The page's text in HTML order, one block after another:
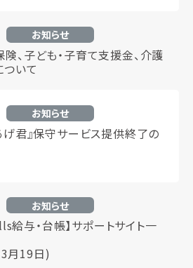
お知らせ
、子ども・子育て支援金、介護
いて
お知らせ
げ君』保守サービス提供終了の
お知らせ
給与・台帳】サポートサイト一
月19日)